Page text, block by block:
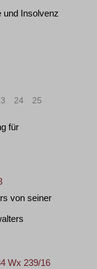
und Insolvenz
24 25
für
von seiner
Wx 239/16